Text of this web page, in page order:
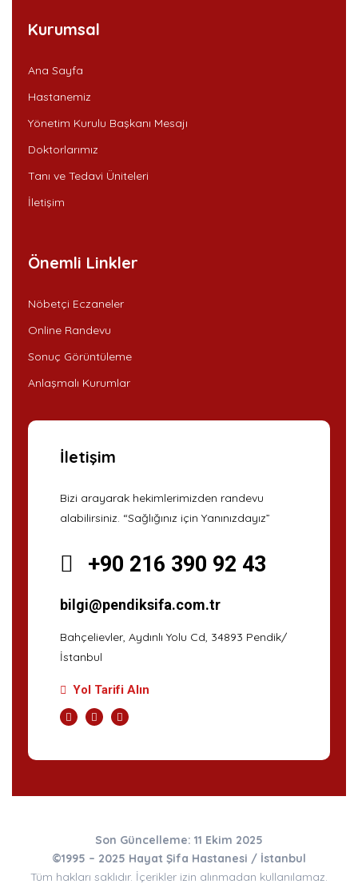
Kurumsal
Ana Sayfa
Hastanemiz
Yönetim Kurulu Başkanı Mesajı
Doktorlarımız
Tanı ve Tedavi Üniteleri
İletişim
Önemli Linkler
Nöbetçi Eczaneler
Online Randevu
Sonuç Görüntüleme
Anlaşmalı Kurumlar
İletişim
Bizi arayarak hekimlerimizden randevu
alabilirsiniz. “Sağlığınız için Yanınızdayız”
+90 216 390 92 43
bilgi@pendiksifa.com.tr
Bahçelievler, Aydınlı Yolu Cd, 34893 Pendik/
İstanbul
Yol Tarifi Alın
Son Güncelleme: 11 Ekim 2025
©1995 – 2025 Hayat Şifa Hastanesi / İstanbul
Tüm hakları saklıdır. İçerikler izin alınmadan kullanılamaz.